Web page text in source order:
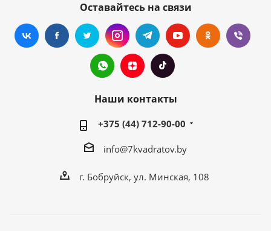
Оставайтесь на связи
Наши контакты
+375 (44) 712-90-00
info@7kvadratov.by
г. Бобруйск, ул. Минская, 108